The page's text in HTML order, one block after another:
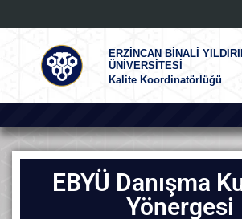
ERZİNCAN BİNALİ
ÜNİVERSİTESİ
Kalite Koordinatörlüğü
EBYÜ Danışma
Yönergesi